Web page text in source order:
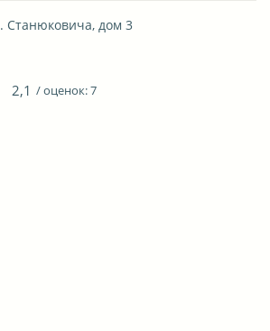
Станюковича, дом 3
2,1 / оценок:7